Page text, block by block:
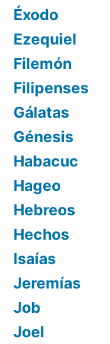
Éxodo
Ezequiel
Filemón
Filipenses
Gálatas
Génesis
Habacuc
Hageo
Hebreos
Hechos
Isaías
Jeremías
Job
Joel